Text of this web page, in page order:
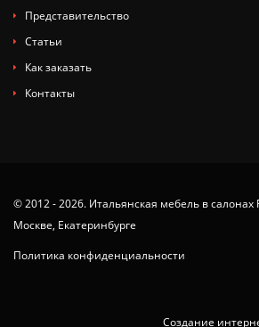
Представительство
Статьи
Как заказать
Контакты
© 2012 - 2026. Итальянская мебель в салонах
Москве, Екатеринбурге
Политика конфиденциальности
Создание